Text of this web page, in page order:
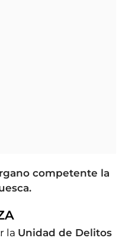
competente la
la Unidad de Delitos